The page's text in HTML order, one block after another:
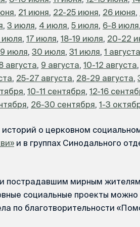
, 21 июня, 22-25 июня, 26 июня,
, 3 июля, 4 июля, 5 июля, 6-8 июля
июля, 17 июля, 18-19 июля, 20-22
июля, 30 июля, 31 июля, 1 августа
августа, 9 августа, 10-12 августа
, 25-27 августа, 28-29 августа,
, 10-11 сентября, 12-16
, 26-30 сентября, 1-3
историй о церковном
и в группах Синодального
пострадавшим мирным
социальные проекты
по благотворительности